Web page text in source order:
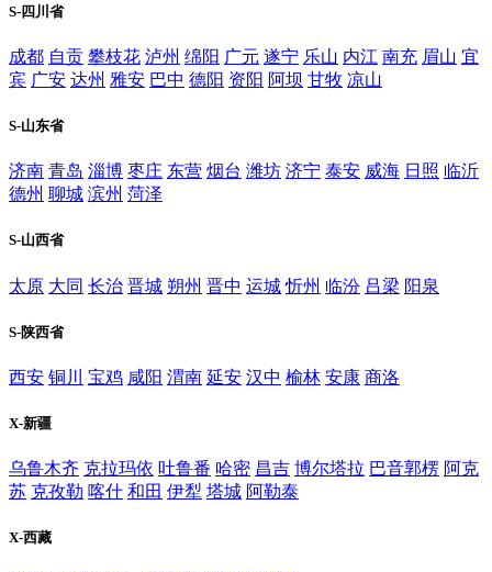
S-四川省
成都 自贡 攀枝花 泸州 绵阳 广元 遂宁 乐山 内江 南充 眉山 宜
宾 广安 达州 雅安 巴中 德阳 资阳 阿坝 甘牧 凉山
S-山东省
济南 青岛 淄博 枣庄 东营 烟台 潍坊 济宁 泰安 威海 日照 临沂
德州 聊城 滨州 菏泽
S-山西省
太原 大同 长治 晋城 朔州 晋中 运城 忻州 临汾 吕梁 阳泉
S-陕西省
西安 铜川 宝鸡 咸阳 渭南 延安 汉中 榆林 安康 商洛
X-新疆
乌鲁木齐 克拉玛依 吐鲁番 哈密 昌吉 博尔塔拉 巴音郭楞 阿克
苏 克孜勒 喀什 和田 伊犁 塔城 阿勒泰
X-西藏